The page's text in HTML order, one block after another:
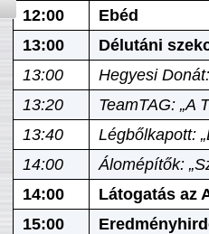
12:00
Ebéd
13:00
Délutáni
13:00
Hegyesi
13:20
TeamTAG: „A
13:40
Légbőlkapott:
14:00
Álomépítők:
14:00
Látogatás az
15:00